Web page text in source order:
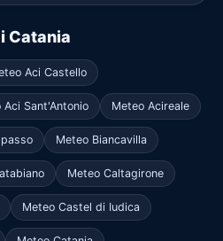
Catania
Aci Castello
Aci Sant'Antonio Meteo Acireale
Meteo Biancavilla
Meteo Caltagirone
Meteo Castel di Iudica